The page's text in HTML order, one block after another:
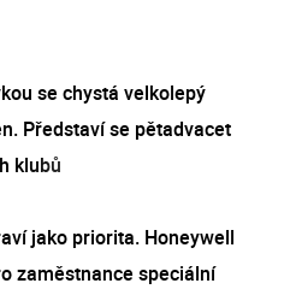
se chystá velkolepý
Představí se pětadvacet
klubů
jako priorita. Honeywell
zaměstnance speciální